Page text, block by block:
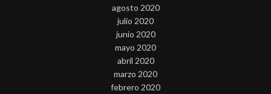
agosto 2020
julio 2020
junio 2020
mayo 2020
abril 2020
marzo 2020
febrero 2020